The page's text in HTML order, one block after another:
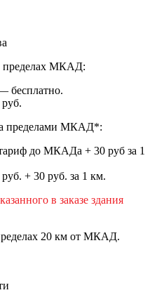
пределах МКАД:
бесплатно.
пределами МКАД*:
до МКАДа + 30 руб за 1
+ 30 руб. за 1 км.
в заказе здания
20 км от МКАД.